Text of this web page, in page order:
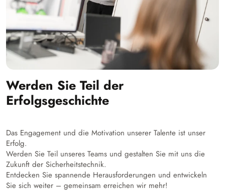
Werden Sie Teil der
Erfolgsgeschichte
Das Engagement und die Motivation unserer Talente ist unser
Erfolg.
Werden Sie Teil unseres Teams und gestalten Sie mit uns die
Zukunft der Sicherheitstechnik.
Entdecken Sie spannende Herausforderungen und entwickeln
Sie sich weiter – gemeinsam erreichen wir mehr!